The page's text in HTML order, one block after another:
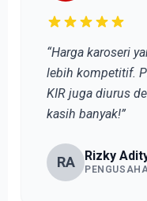
“Harga karoseri
lebih kompetitif.
KIR juga diurus
kasih banyak!”
RA Rizky